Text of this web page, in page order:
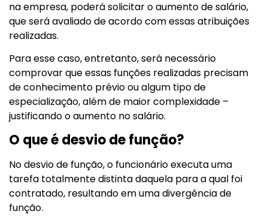
na empresa, poderá solicitar o aumento de salário,
que será avaliado de acordo com essas atribuições
realizadas.
Para esse caso, entretanto, será necessário
comprovar que essas funções realizadas precisam
de conhecimento prévio ou algum tipo de
especialização, além de maior complexidade –
justificando o aumento no salário.
O que é desvio de função?
No desvio de função, o funcionário executa uma
tarefa totalmente distinta daquela para a qual foi
contratado, resultando em uma divergência de
função.